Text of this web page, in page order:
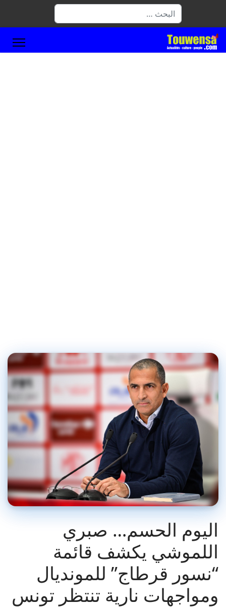
البحث
اليوم الحسم… صبري
اللموشي يكشف قائمة
“نسور قرطاج” للمونديال
ومواجهات نارية تنتظر تونس